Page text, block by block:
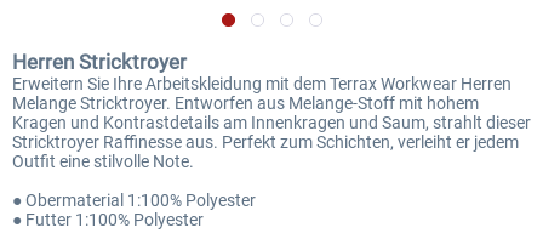
Herren Stricktroyer
Erweitern Sie Ihre Arbeitskleidung mit dem Terrax Workwear Herren
Melange Stricktroyer. Entworfen aus Melange-Stoff mit hohem
Kragen und Kontrastdetails am Innenkragen und Saum, strahlt dieser
Stricktroyer Raffinesse aus. Perfekt zum Schichten, verleiht er jedem
Outfit eine stilvolle Note.
● Obermaterial 1:100% Polyester
● Futter 1:100% Polyester